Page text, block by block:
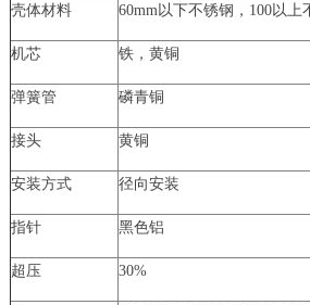
壳体材料 60mm以下不锈钢，100以上
机芯 铁，黄铜
弹簧管 磷青铜
接头 黄铜
安装方式 径向安装
指针 黑色铝
超压 30%